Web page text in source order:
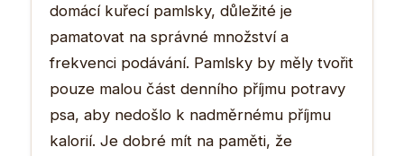
domácí kuřecí pamlsky, důležité je
pamatovat na správné množství a
frekvenci podávání. Pamlsky by měly tvořit
pouze malou část denního příjmu potravy
psa, aby nedošlo k nadměrnému příjmu
kalorií. Je dobré mít na paměti, že